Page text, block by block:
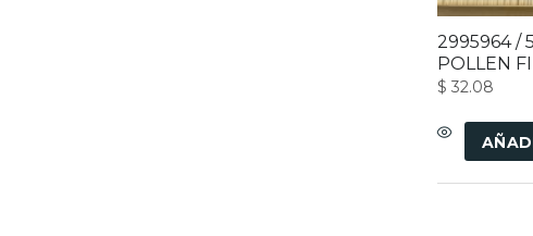
2995964 /
POLLEN
$ 32.08